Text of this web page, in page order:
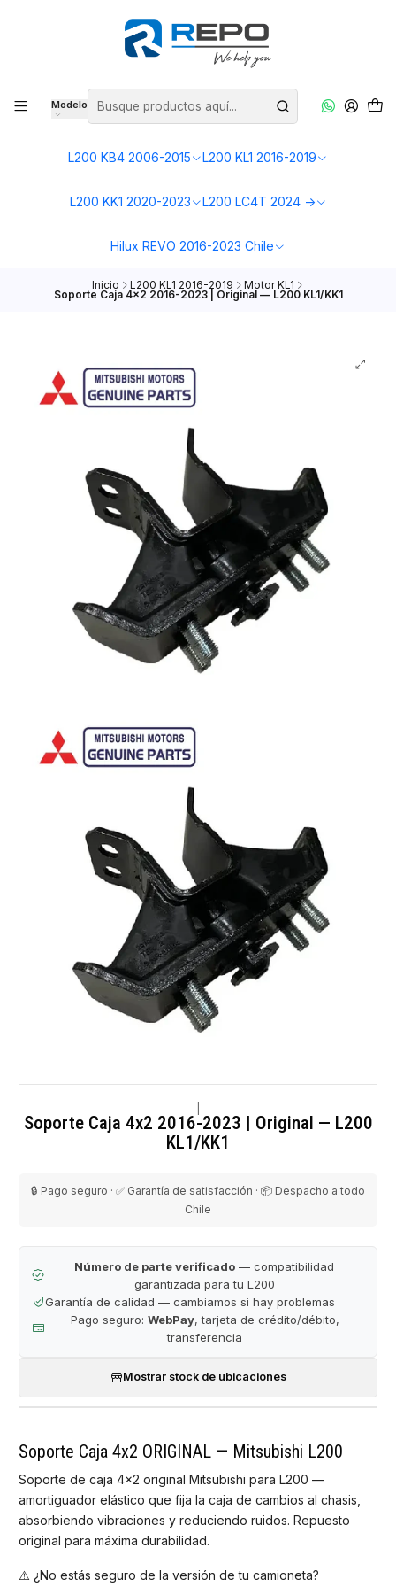
Modelo
L200 KB4 2006-2015 L200 KL1 2016-2019
L200 KK1 2020-2023 L200 LC4T 2024 ->
Hilux REVO 2016-2023 Chile
Inicio L200 KL1 2016-2019 Motor KL1
Soporte Caja 4x2 2016-2023 | Original — L200 KL1/KK1
Soporte Caja 4x2 2016-2023 | Original — L200
KL1/KK1
🔒 Pago seguro · ✅ Garantía de satisfacción · 📦 Despacho a todo
Chile
Número de parte verificado — compatibilidad
garantizada para tu L200
Garantía de calidad — cambiamos si hay problemas
Pago seguro: WebPay, tarjeta de crédito/débito,
transferencia
Mostrar stock de ubicaciones
Soporte Caja 4x2 ORIGINAL — Mitsubishi L200
Soporte de caja 4x2 original Mitsubishi para L200 —
amortiguador elástico que fija la caja de cambios al chasis,
absorbiendo vibraciones y reduciendo ruidos. Repuesto
original para máxima durabilidad.
⚠️ ¿No estás seguro de la versión de tu camioneta?